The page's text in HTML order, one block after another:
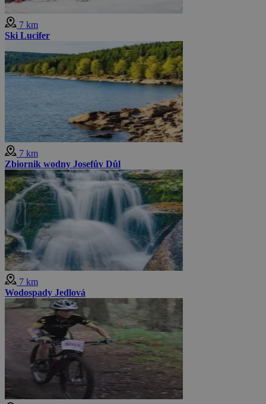
7 km
Ski Lucifer
7 km
Zbiornik wodny Josefův Důl
7 km
Wodospady Jedlová